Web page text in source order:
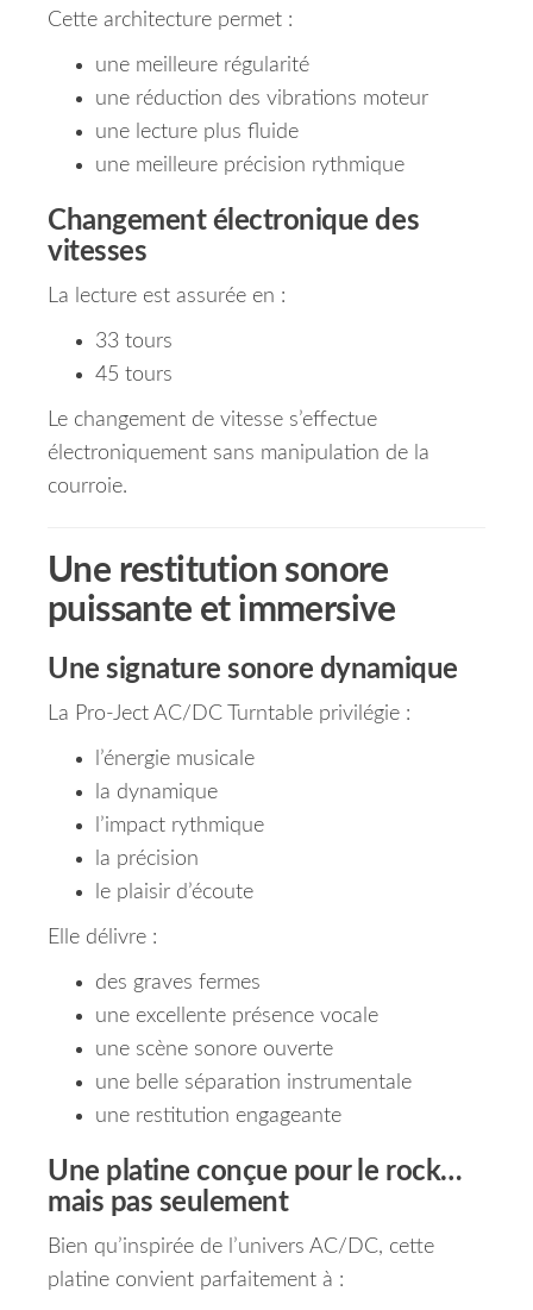
Cette architecture permet :
une meilleure régularité
une réduction des vibrations moteur
une lecture plus fluide
une meilleure précision rythmique
Changement électronique des
vitesses
La lecture est assurée en :
33 tours
45 tours
Le changement de vitesse s’effectue
électroniquement sans manipulation de la
courroie.
Une restitution sonore
puissante et immersive
Une signature sonore dynamique
La Pro-Ject AC/DC Turntable privilégie :
l’énergie musicale
la dynamique
l’impact rythmique
la précision
le plaisir d’écoute
Elle délivre :
des graves fermes
une excellente présence vocale
une scène sonore ouverte
une belle séparation instrumentale
une restitution engageante
Une platine conçue pour le rock…
mais pas seulement
Bien qu’inspirée de l’univers AC/DC, cette
platine convient parfaitement à :